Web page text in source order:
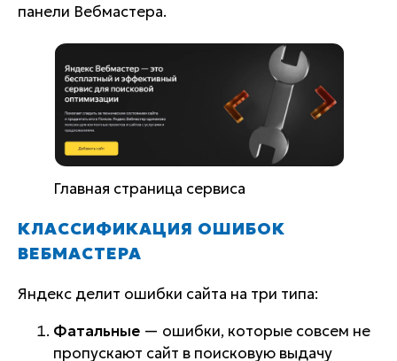
панели Вебмастера.
Главная страница сервиса
КЛАССИФИКАЦИЯ ОШИБОК
ВЕБМАСТЕРА
Яндекс делит ошибки сайта на три типа:
Фатальные — ошибки, которые совсем не
пропускают сайт в поисковую выдачу